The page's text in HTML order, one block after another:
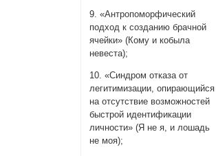
9. «Антропоморфический
подход к созданию брачной
ячейки» (Кому и кобыла
невеста);
10. «Синдром отказа от
легитимизации, опирающийся
на отсутствие возможностей
быстрой идентификации
личности» (Я не я, и лошадь
не моя);